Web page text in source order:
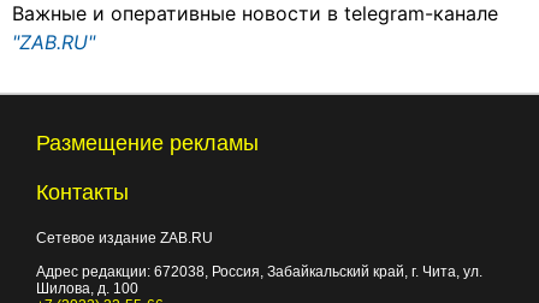
Важные и оперативные новости в telegram-канале
"ZAB.RU"
Размещение рекламы
Контакты
Сетевое издание ZAB.RU
Адрес редакции: 672038, Россия, Забайкальский край, г. Чита, ул.
Шилова, д. 100